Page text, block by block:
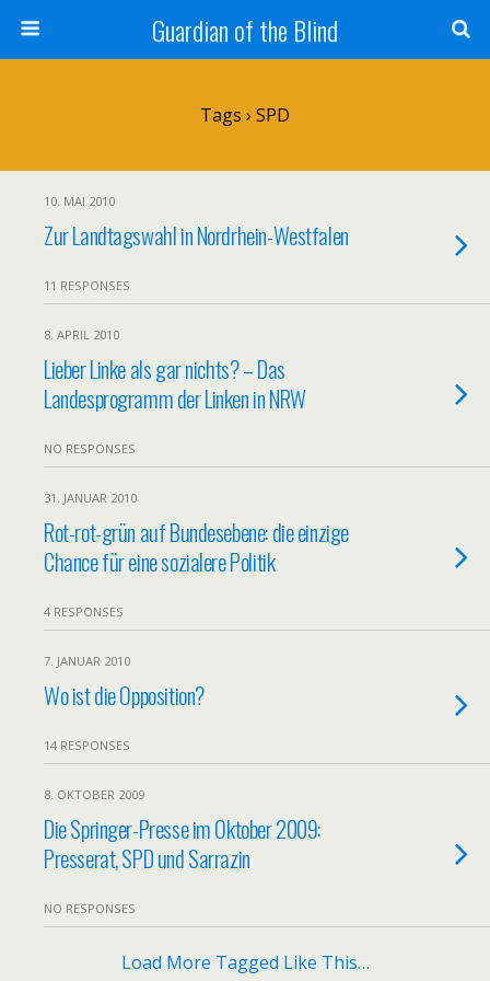
Guardian of the Blind
Tags › SPD
10. MAI 2010
Zur Landtagswahl in Nordrhein-Westfalen
11 RESPONSES
8. APRIL 2010
Lieber Linke als gar nichts? – Das
Landesprogramm der Linken in NRW
NO RESPONSES
31. JANUAR 2010
Rot-rot-grün auf Bundesebene: die einzige
Chance für eine sozialere Politik
4 RESPONSES
7. JANUAR 2010
Wo ist die Opposition?
14 RESPONSES
8. OKTOBER 2009
Die Springer-Presse im Oktober 2009:
Presserat, SPD und Sarrazin
NO RESPONSES
Load More Tagged Like This…